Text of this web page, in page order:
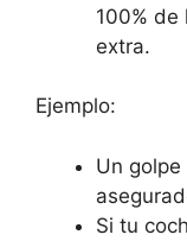
100% de
extra.
Ejemplo:
Un
Si tu